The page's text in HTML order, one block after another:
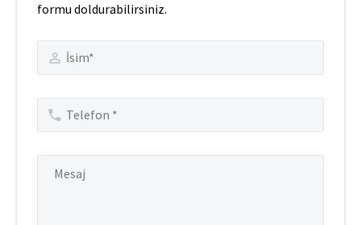
formu doldurabilirsiniz.